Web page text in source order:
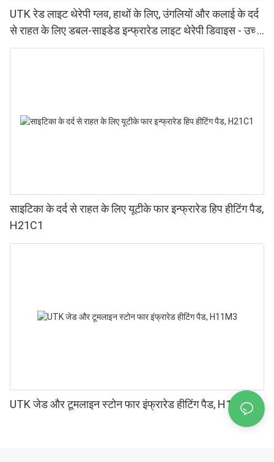
UTK रेड लाइट थेरेपी ग्लव, हाथों के लिए, उंगलियों और कलाई के दर्द
से राहत के लिए डबल-साइडेड इन्फ्रारेड लाइट थेरेपी डिवाइस - उच्च
प्रदर्शन वाले 660 850nm LED, 4 चिप्स इन 1, घर पर रेड लाइट
साइटिका के दर्द से राहत के लिए यूटीके फार इन्फ्रारेड हिप हीटिंग पैड,
H21C1
UTK जेड और टूमलाइन स्टोन फार इंफ्रारेड हीटिंग पैड, H11M3